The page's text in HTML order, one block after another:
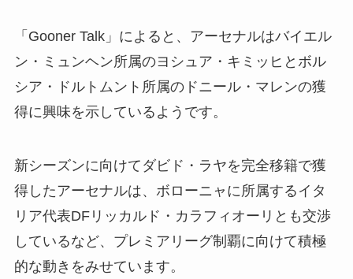
「Gooner Talk」によると、アーセナルはバイエル
ン・ミュンヘン所属のヨシュア・キミッヒとボル
シア・ドルトムント所属のドニール・マレンの獲
得に興味を示しているようです。
新シーズンに向けてダビド・ラヤを完全移籍で獲
得したアーセナルは、ボローニャに所属するイタ
リア代表DFリッカルド・カラフィオーリとも交渉
しているなど、プレミアリーグ制覇に向けて積極
的な動きをみせています。